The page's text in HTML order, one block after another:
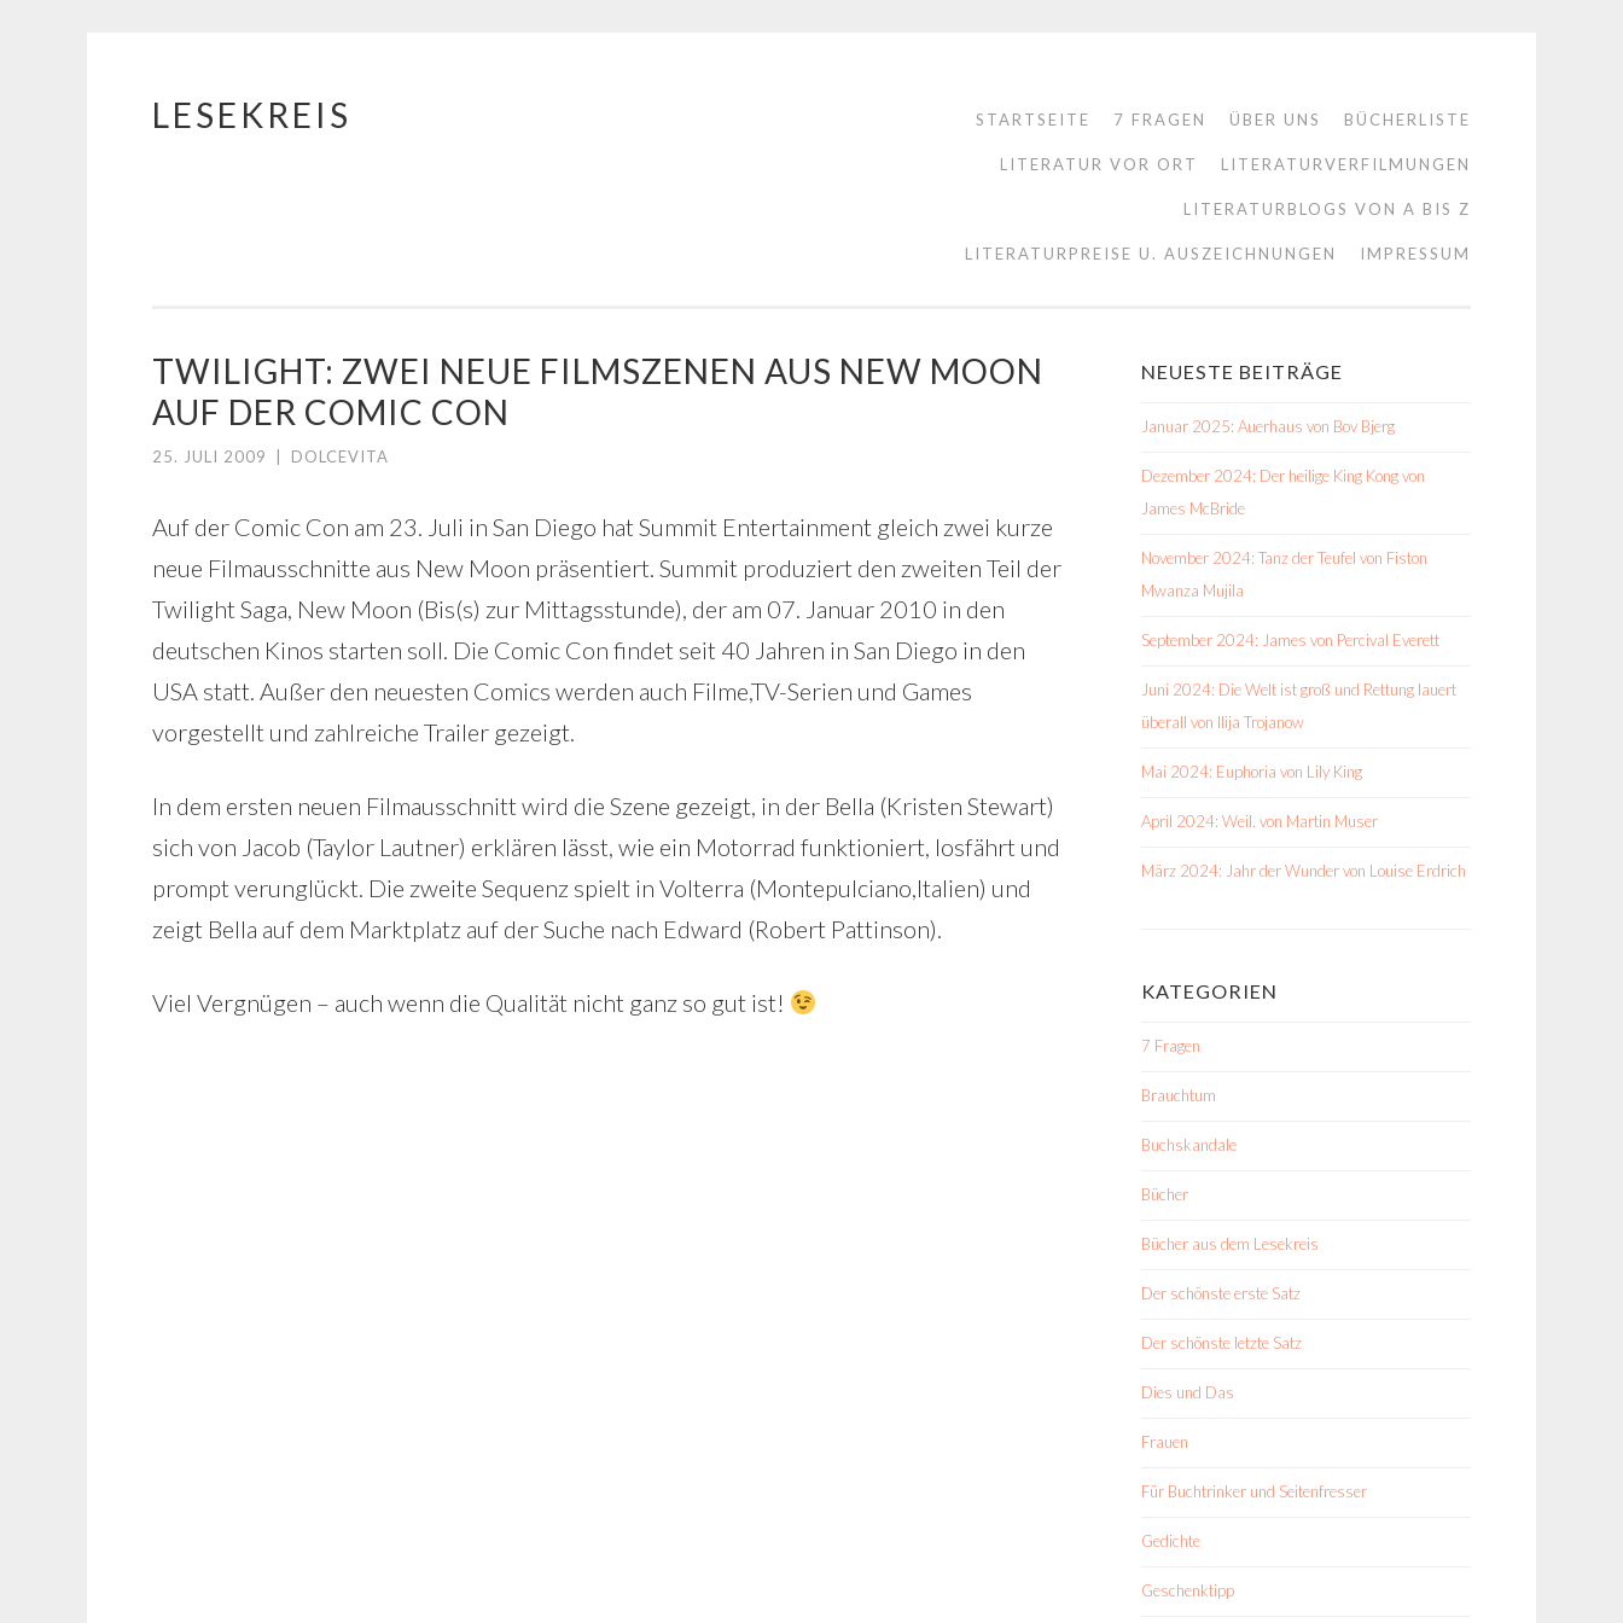
Springe
LESEKREIS STARTSEITE 7 FRAGEN ÜBER UNS BÜCHERLISTE
LITERATUR VOR ORT LITERATURVERFILMUNGEN
LITERATURBLOGS VON A BIS Z
LITERATURPREISE U. AUSZEICHNUNGEN IMPRESSUM
TWILIGHT: ZWEI NEUE FILMSZENEN AUS NEW MOON
AUF DER COMIC CON
25. JULI 2009 DOLCEVITA
Auf der Comic Con am 23. Juli in San Diego hat Summit Entertainment gleich zwei kurze
neue Filmausschnitte aus New Moon präsentiert. Summit produziert den zweiten Teil der
Twilight Saga, New Moon (Bis(s) zur Mittagsstunde), der am 07. Januar 2010 in den
deutschen Kinos starten soll. Die Comic Con findet seit 40 Jahren in San Diego in den
USA statt. Außer den neuesten Comics werden auch Filme,TV-Serien und Games
vorgestellt und zahlreiche Trailer gezeigt.
In dem ersten neuen Filmausschnitt wird die Szene gezeigt, in der Bella (Kristen Stewart)
sich von Jacob (Taylor Lautner) erklären lässt, wie ein Motorrad funktioniert, losfährt und
prompt verunglückt. Die zweite Sequenz spielt in Volterra (Montepulciano,Italien) und
zeigt Bella auf dem Marktplatz auf der Suche nach Edward (Robert Pattinson).
Viel Vergnügen – auch wenn die Qualität nicht ganz so gut ist!
NEUESTE BEITRÄGE
Januar 2025: Auerhaus von Bov Bjerg
Dezember 2024: Der heilige King Kong von
James McBride
November 2024: Tanz der Teufel von Fiston
Mwanza Mujila
September 2024: James von Percival Everett
Juni 2024: Die Welt ist groß und Rettung lauert
überall von Ilija Trojanow
Mai 2024: Euphoria von Lily King
April 2024: Weil. von Martin Muser
März 2024: Jahr der Wunder von Louise Erdrich
KATEGORIEN
7 Fragen
Brauchtum
Buchskandale
Bücher
Bücher aus dem Lesekreis
Der schönste erste Satz
Der schönste letzte Satz
Dies und Das
Frauen
Für Buchtrinker und Seitenfresser
Gedichte
Geschenktipp